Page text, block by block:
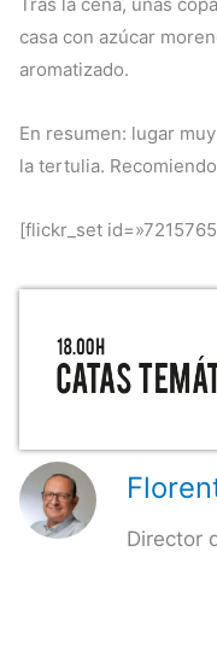
casa con azúcar
aromatizado.
En resumen: lugar
la tertulia.
[flickr_set
Director